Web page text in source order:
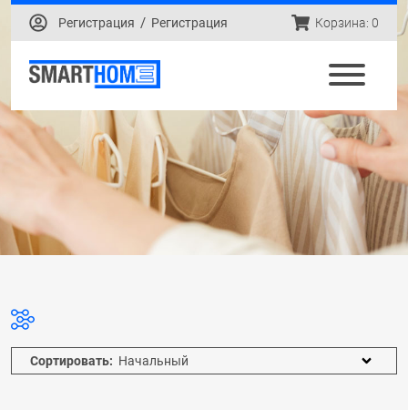
Регистрация / Регистрация Корзина: 0
Сортировать: